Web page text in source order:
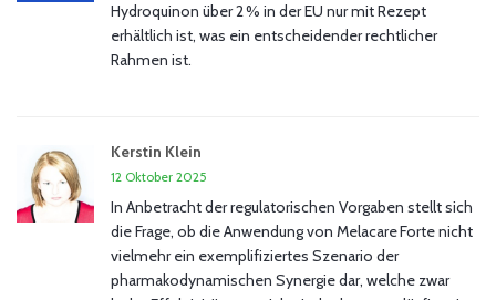
Hydroquinon über 2 % in der EU nur mit Rezept
erhältlich ist, was ein entscheidender rechtlicher
Rahmen ist.
Kerstin Klein
12 Oktober 2025
In Anbetracht der regulatorischen Vorgaben stellt sich
die Frage, ob die Anwendung von Melacare Forte nicht
vielmehr ein exemplifiziertes Szenario der
pharmakodynamischen Synergie dar, welche zwar